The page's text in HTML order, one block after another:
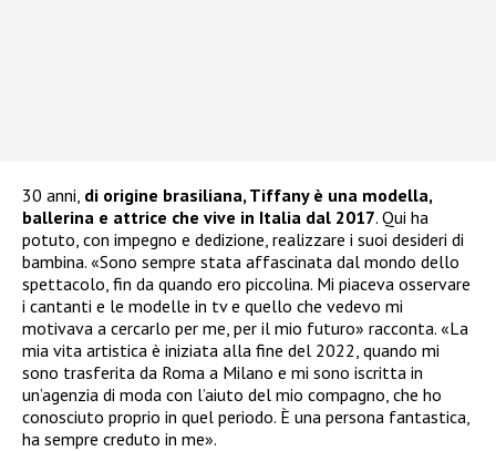
30 anni, di origine brasiliana, Tiffany è una modella,
ballerina e attrice che vive in Italia dal 2017. Qui ha
potuto, con impegno e dedizione, realizzare i suoi desideri di
bambina. «Sono sempre stata affascinata dal mondo dello
spettacolo, fin da quando ero piccolina. Mi piaceva osservare
i cantanti e le modelle in tv e quello che vedevo mi
motivava a cercarlo per me, per il mio futuro» racconta. «La
mia vita artistica è iniziata alla fine del 2022, quando mi
sono trasferita da Roma a Milano e mi sono iscritta in
un’agenzia di moda con l’aiuto del mio compagno, che ho
conosciuto proprio in quel periodo. È una persona fantastica,
ha sempre creduto in me».